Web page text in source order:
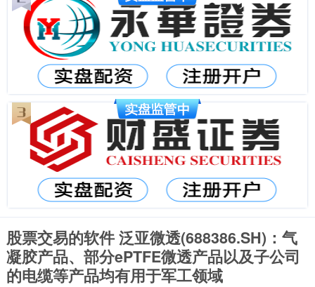
股票交易的软件 泛亚微透(688386.SH)：气
凝胶产品、部分ePTFE微透产品以及子公司
的电缆等产品均有用于军工领域